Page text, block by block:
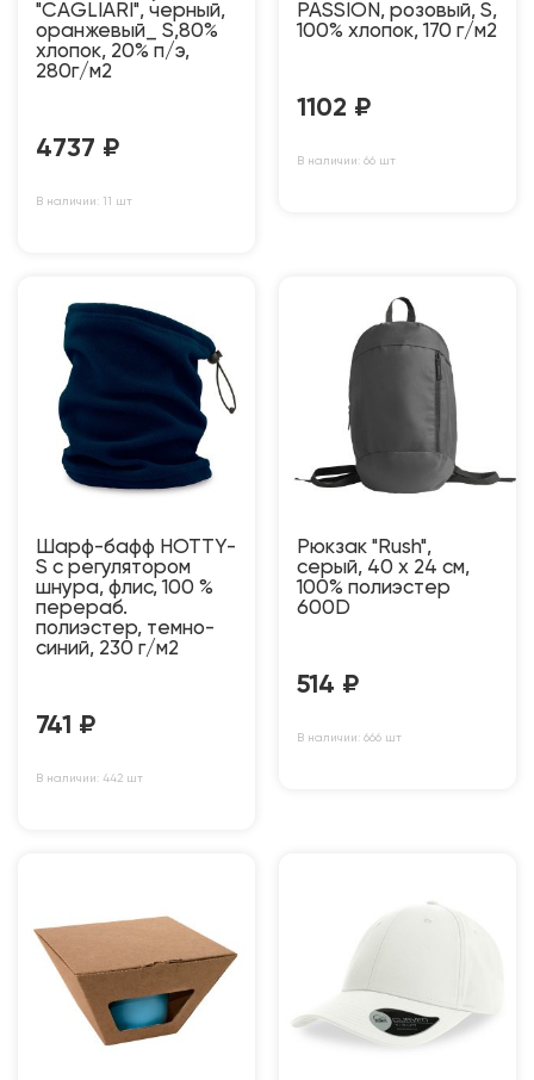
"CAGLIARI", черный,
оранжевый_ S,80%
хлопок, 20% п/э,
280г/м2
4737 ₽
В наличии: 11 шт
PASSION, розовый, S,
100% хлопок, 170 г/м2
1102 ₽
В наличии: 66 шт
Шарф-бафф HOTTY-
S с регулятором
шнура, флис, 100 %
перераб.
полиэстер, темно-
синий, 230 г/м2
741 ₽
В наличии: 442 шт
Рюкзак "Rush",
серый, 40 x 24 см,
100% полиэстер
600D
514 ₽
В наличии: 666 шт